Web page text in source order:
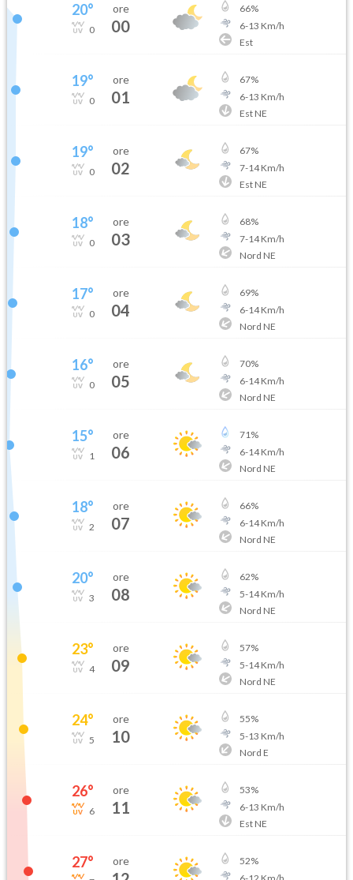
20°
0
ore
00
66%
6-13 Km/h
Est
19°
0
ore
01
67%
6-13 Km/h
Est NE
19°
0
ore
02
67%
7-14Km/h
Est NE
18°
0
ore
03
68%
7-14Km/h
Nord NE
17°
0
ore
04
69%
6-14Km/h
Nord NE
16°
0
ore
05
70%
6-14Km/h
Nord NE
15°
1
ore
06
71%
6-14Km/h
Nord NE
18°
2
ore
07
66%
6-14Km/h
Nord NE
20°
3
ore
08
62%
5-14Km/h
Nord NE
23°
4
ore
09
57%
5-14Km/h
Nord NE
24°
5
ore
10
55%
5-13 Km/h
Nord E
26°
6
ore
11
53%
6-13 Km/h
Est NE
27° ore 52%